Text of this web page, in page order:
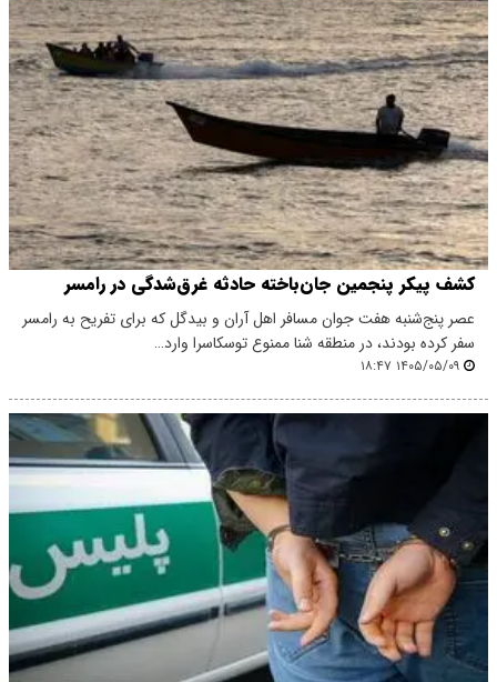
کشف پیکر پنجمین جان‌باخته حادثه غرق‌شدگی در رامسر
عصر پنج‌شنبه هفت جوان مسافر اهل آران و بیدگل که برای تفریح به رامسر
سفر کرده بودند، در منطقه شنا ممنوع توسکاسرا وارد…
۱۴۰۵/۰۵/۰۹ ۱۸:۴۷